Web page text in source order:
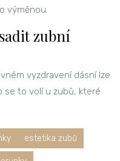
výměnou.
zubní
vyzdravení dásní lze
se to volí u zubů, které
estetika zubů